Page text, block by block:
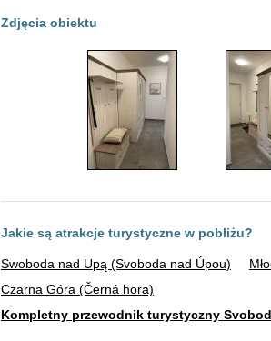
Zdjęcia obiektu
Jakie są atrakcje turystyczne w pobliżu?
Swoboda nad Upą (Svoboda nad Úpou)
Czarna Góra (Černá hora)
Kompletny przewodnik turystyczny